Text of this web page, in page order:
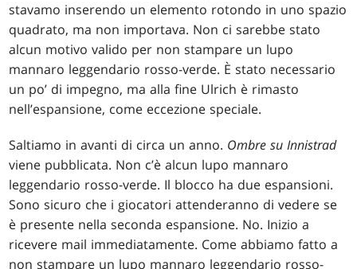
stavamo inserendo un elemento rotondo in uno spazio
quadrato, ma non importava. Non ci sarebbe stato
alcun motivo valido per non stampare un lupo
mannaro leggendario rosso-verde. È stato necessario
un po’ di impegno, ma alla fine Ulrich è rimasto
nell’espansione, come eccezione speciale.
Saltiamo in avanti di circa un anno. Ombre su Innistrad
viene pubblicata. Non c’è alcun lupo mannaro
leggendario rosso-verde. Il blocco ha due espansioni.
Sono sicuro che i giocatori attenderanno di vedere se
è presente nella seconda espansione. No. Inizio a
ricevere mail immediatamente. Come abbiamo fatto a
non stampare un lupo mannaro leggendario rosso-